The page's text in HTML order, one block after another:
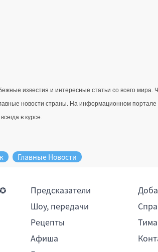
известия и интересные статьи со всего
новости страны. На информационном портале
в курсе.
Главные Новости
Предсказатели
Шоу, передачи
Рецепты
Афиша